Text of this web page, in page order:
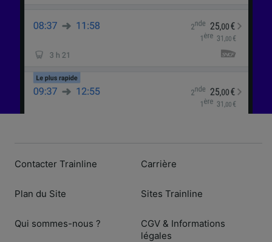
Contacter Trainline
Plan du Site
Qui sommes-nous ?
Carrière
Sites Trainline
CGV & Informations
légales